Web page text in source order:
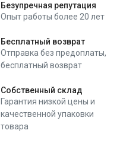
Безупречная репутация
Опыт работы более 20 лет
Бесплатный возврат
Отправка без предоплаты,
бесплатный возврат
Собственный склад
Гарантия низкой цены и
качественной упаковки
товара